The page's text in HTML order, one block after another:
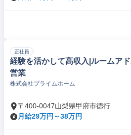
正社員
経験を活かして高収入|ルームア
営業
株式会社プライムホーム
〒400-0047山梨県甲府市徳行
月給29万円～38万円